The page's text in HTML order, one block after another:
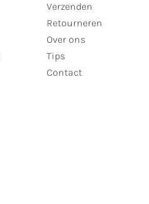
Verzenden
Retourneren
Over ons
Tips
Contact